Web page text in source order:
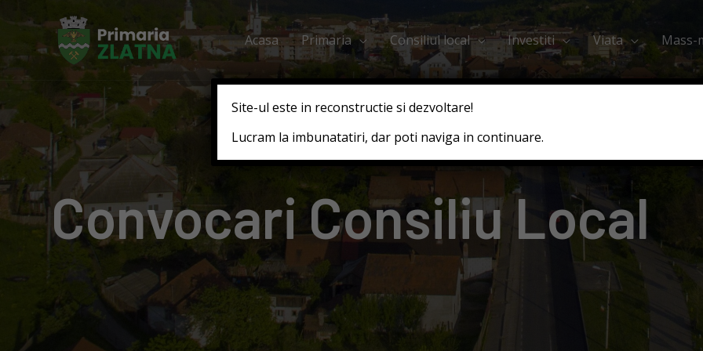
Acasa Primaria Consiliul local Investiti Viata Mass-
Convocari Consiliu Local
Site-ul este in reconstructie si dezvoltare!
Lucram la imbunatatiri, dar poti naviga in continuare.